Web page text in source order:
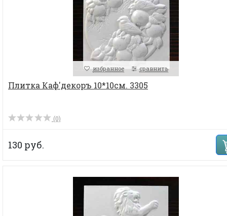
избранное сравнить
Плитка Каф'декоръ 10*10см. 3305
(0)
130 руб.